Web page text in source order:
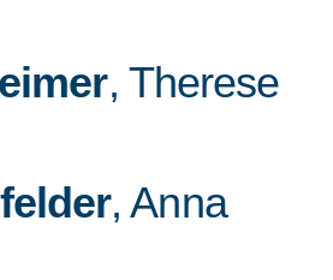
, Therese
, Anna